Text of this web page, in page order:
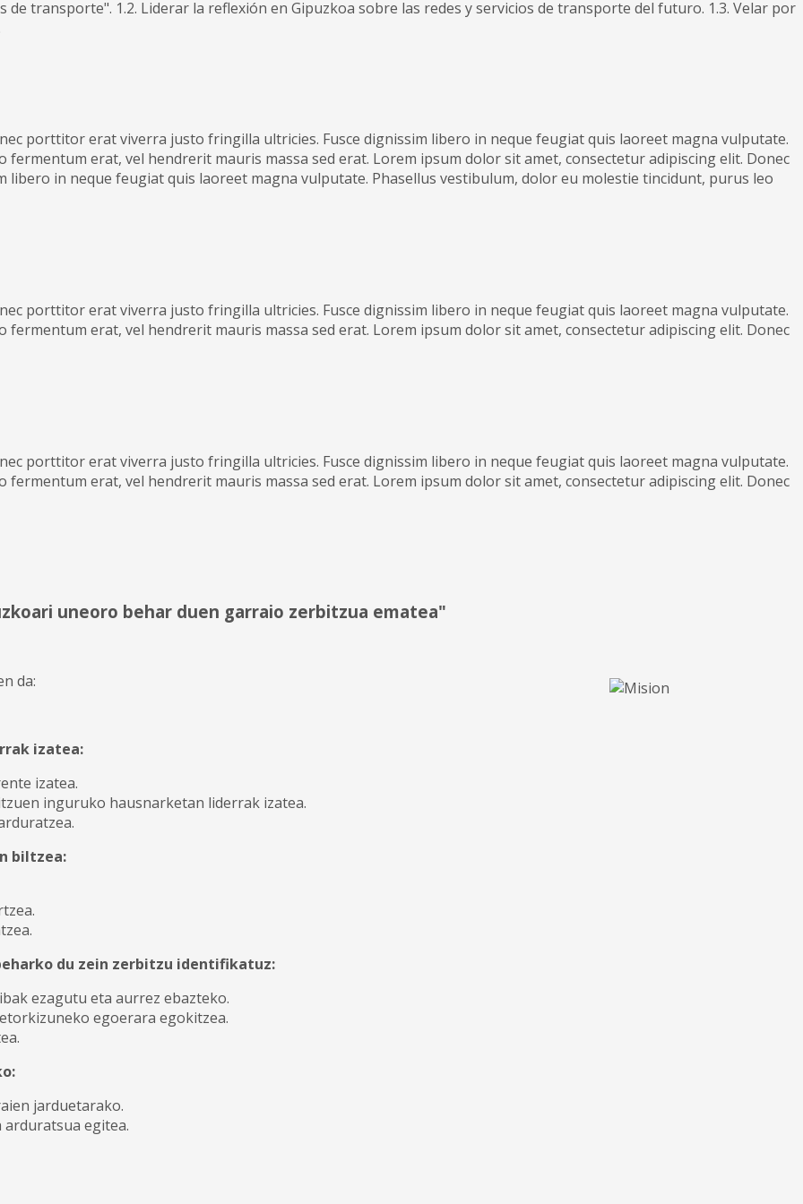
transporte". 1.2. Liderar la reflexión en Gipuzkoa sobre las redes y servicios de transporte del futuro. 1.3. Velar por
porttitor erat viverra justo fringilla ultricies. Fusce dignissim libero in neque feugiat quis laoreet magna vulputate.
erat, vel hendrerit mauris massa sed erat. Lorem ipsum dolor sit amet, consectetur adipiscing elit. Donec
in neque feugiat quis laoreet magna vulputate. Phasellus vestibulum, dolor eu molestie tincidunt, purus leo
porttitor erat viverra justo fringilla ultricies. Fusce dignissim libero in neque feugiat quis laoreet magna vulputate.
erat, vel hendrerit mauris massa sed erat. Lorem ipsum dolor sit amet, consectetur adipiscing elit. Donec
porttitor erat viverra justo fringilla ultricies. Fusce dignissim libero in neque feugiat quis laoreet magna vulputate.
erat, vel hendrerit mauris massa sed erat. Lorem ipsum dolor sit amet, consectetur adipiscing elit. Donec
uneoro behar duen garraio zerbitzua ematea"
da:
izatea:
izatea.
inguruko hausnarketan liderrak izatea.
biltzea:
du zein zerbitzu identifikatuz:
ezagutu eta aurrez ebazteko.
egoerara egokitzea.
jarduetarako.
egitea.